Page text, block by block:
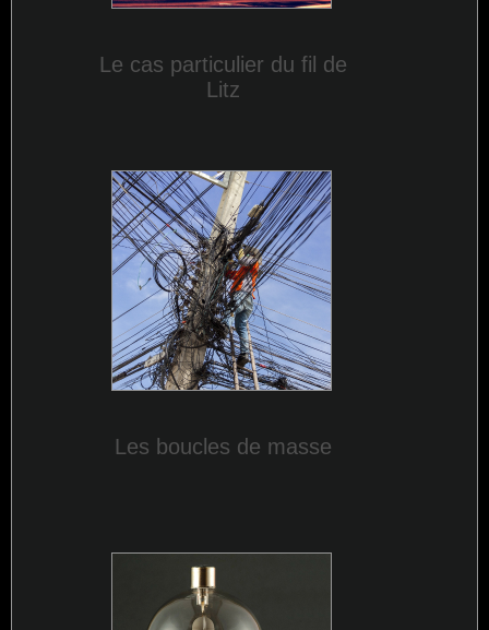
Le cas particulier du fil de
Litz
Les boucles de masse